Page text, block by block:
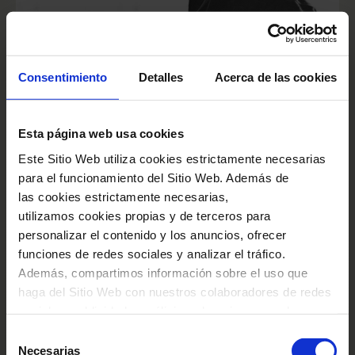
Consentimiento Detalles Acerca de las cookies
Esta página web usa cookies
Este Sitio Web utiliza cookies estrictamente necesarias
para el funcionamiento del Sitio Web. Además de
las cookies estrictamente necesarias,
utilizamos cookies propias y de terceros para
personalizar el contenido y los anuncios, ofrecer
funciones de redes sociales y analizar el tráfico.
Además, compartimos información sobre el uso que
haga del Sitio Web con nuestros colaboradores de redes
proporcionado o que hayan recopilado a través del uso
Necesarias
2027
Ricard Viñes, el Palau
y la música catalana
Del 10 de marzo al 20 de julio de 2026
VERLAS TODAS